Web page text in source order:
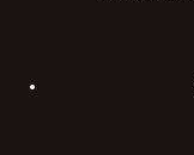
食品・飲料